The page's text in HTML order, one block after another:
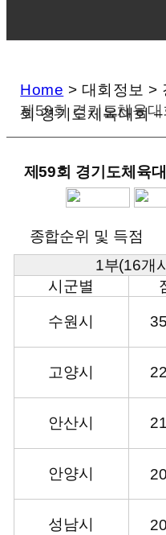
Home > 대회정보 >
회 경기도체육대회
제59회 경기도체육대
제59회 경기도체육
종합순위 및 득점
1부(16개
시군별
수원시
고양시
안산시
안양시
성남시